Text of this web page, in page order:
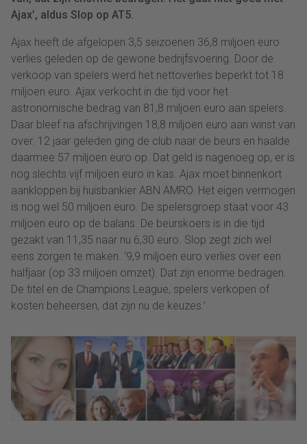
Ajax’, aldus Slop op AT5.
Ajax heeft de afgelopen 3,5 seizoenen 36,8 miljoen euro
verlies geleden op de gewone bedrijfsvoering. Door de
verkoop van spelers werd het nettoverlies beperkt tot 18
miljoen euro. Ajax verkocht in die tijd voor het
astronomische bedrag van 81,8 miljoen euro aan spelers.
Daar bleef na afschrijvingen 18,8 miljoen euro aan winst van
over. 12 jaar geleden ging de club naar de beurs en haalde
daarmee 57 miljoen euro op. Dat geld is nagenoeg op, er is
nog slechts vijf miljoen euro in kas. Ajax moet binnenkort
aankloppen bij huisbankier ABN AMRO. Het eigen vermogen
is nog wel 50 miljoen euro. De spelersgroep staat voor 43
miljoen euro op de balans. De beurskoers is in die tijd
gezakt van 11,35 naar nu 6,30 euro. Slop zegt zich wel
eens zorgen te maken. ‘9,9 miljoen euro verlies over een
halfjaar (op 33 miljoen omzet). Dat zijn enorme bedragen.
De titel en de Champions League, spelers verkopen of
kosten beheersen, dat zijn nu de keuzes.’